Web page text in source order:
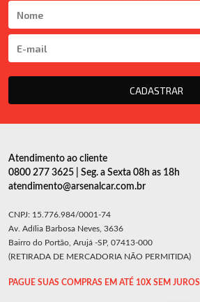
CADASTRAR
Atendimento ao cliente
0800 277 3625 | Seg. a Sexta 08h as 18h
atendimento@arsenalcar.com.br
CNPJ: 15.776.984/0001-74
Av. Adília Barbosa Neves, 3636
Bairro do Portão, Arujá -SP, 07413-000
(RETIRADA DE MERCADORIA NÃO PERMITIDA)
PAGUE SUAS COMPRAS EM ATÉ 10X SEM JUROS